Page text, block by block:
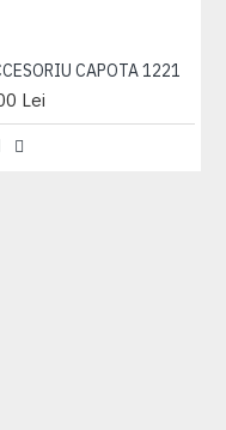
CAPOTA 1221
Lei